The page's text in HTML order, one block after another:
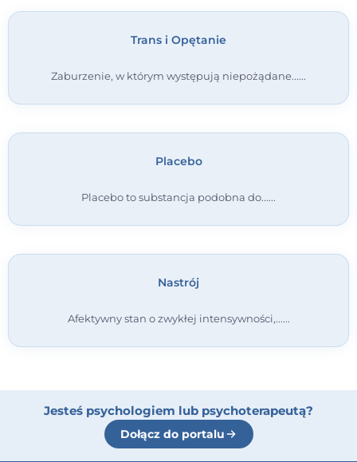
Trans i Opętanie
Zaburzenie, w którym występują niepożądane...
Placebo
Placebo to substancja podobna do...
Nastrój
Afektywny stan o zwykłej intensywności,...
Jesteś psychologiem lub psychoterapeutą?
Dołącz do portalu